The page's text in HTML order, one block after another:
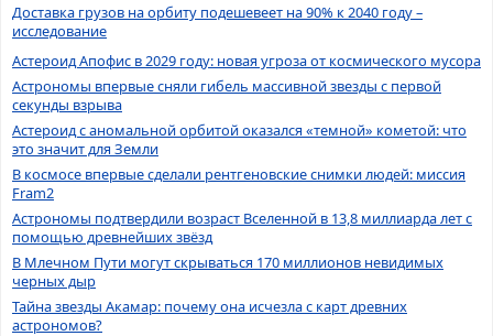
Доставка грузов на орбиту подешевеет на 90% к 2040 году –
исследование
Астероид Апофис в 2029 году: новая угроза от космического мусора
Астрономы впервые сняли гибель массивной звезды с первой
секунды взрыва
Астероид с аномальной орбитой оказался «темной» кометой: что
это значит для Земли
В космосе впервые сделали рентгеновские снимки людей: миссия
Fram2
Астрономы подтвердили возраст Вселенной в 13,8 миллиарда лет с
помощью древнейших звёзд
В Млечном Пути могут скрываться 170 миллионов невидимых
черных дыр
Тайна звезды Акамар: почему она исчезла с карт древних
астрономов?